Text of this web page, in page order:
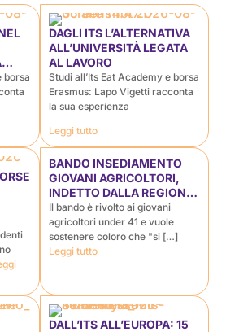
borsa
DAGLI ITS L’ALTERNATIVA
ALL’UNIVERSITÀ LEGATA
AL LAVORO
Studi all’Its Eat Academy e borsa
Erasmus: Lapo Vigetti racconta
la sua esperienza
Leggi tutto
BANDO INSEDIAMENTO
GIOVANI AGRICOLTORI,
INDETTO DALLA REGIONE
TOSCANA NELL’AMBITO
DEL PROGETTO
GIOVANISÌ.
Il bando è rivolto ai giovani
agricoltori under 41 e vuole
sostenere coloro che "si […]
Leggi tutto
DALL’ITS ALL’EUROPA: 15